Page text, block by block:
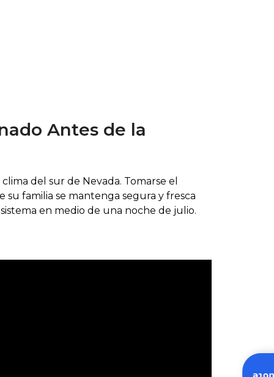
Antes de la
del sur de Nevada. Tomarse el
su familia se mantenga segura y fresca
en medio de una noche de julio.